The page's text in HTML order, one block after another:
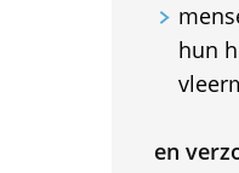
hun
en